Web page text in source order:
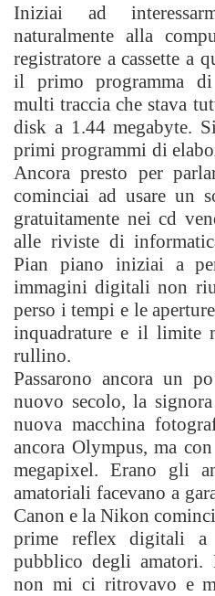
Iniziai ad
naturalmente alla
registratore a cassette a
il primo programma di
multi traccia che stava
disk a 1.44 megabyte.
primi programmi di
Ancora presto per
cominciai ad usare un
gratuitamente nei cd
alle riviste di
Pian piano iniziai a
immagini digitali non
perso i tempi e le
inquadrature e il limite
rullino.
Passarono ancora un
nuovo secolo, la
nuova macchina
ancora Olympus, ma
megapixel. Erano gli
amatoriali facevano a
Canon e la Nikon
prime reflex digitali a
pubblico degli amatori.
non mi ci ritrovavo e